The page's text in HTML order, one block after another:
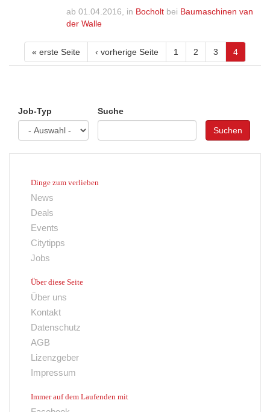
ab 01.04.2016 , in Bocholt bei Baumaschinen van
der Walle
« erste Seite ‹ vorherige Seite 1 2 3 4
Job-Typ
Suche
Suchen
Dinge zum verlieben
News
Deals
Events
Citytipps
Jobs
Über diese Seite
Über uns
Kontakt
Datenschutz
AGB
Lizenzgeber
Impressum
Immer auf dem Laufenden mit